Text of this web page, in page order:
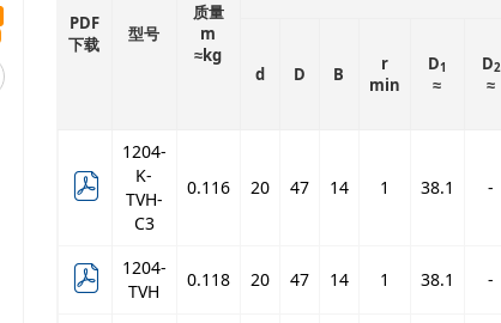
PDF
下载
型号
质量
m
≈kg
d D B
r
min
D1
≈
D2
≈
1204-
K-
TVH-
C3
0.116 20 47 14 1 38.1 -
1204-
TVH
0.118 20 47 14 1 38.1 -